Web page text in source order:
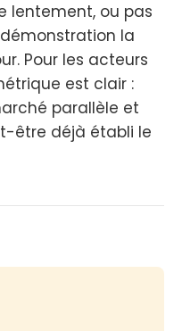
lentement, ou pas
la
Pour les acteurs
est clair :
parallèle et
être déjà établi le